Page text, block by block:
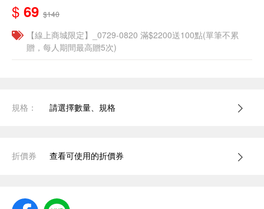
$ 69 $140
【線上商城限定】_0729-0820 滿$2200送100點(單筆不累
贈，每人期間最高贈5次)
規格： 請選擇數量、規格
折價券 查看可使用的折價券